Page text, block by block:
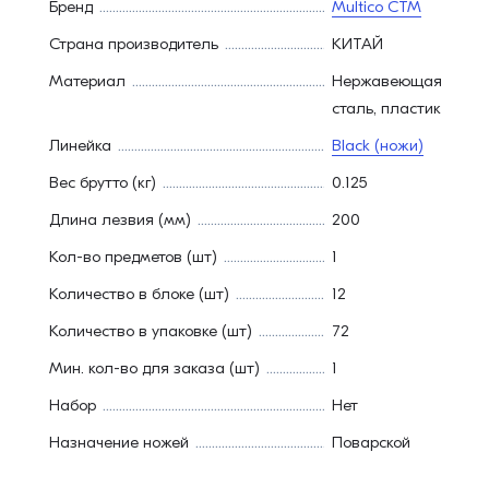
Бренд
Multico СТМ
Страна производитель
КИТАЙ
Материал
Нержавеющая
сталь, пластик
Линейка
Black (ножи)
Вес брутто (кг)
0.125
Длина лезвия (мм)
200
Кол-во предметов (шт)
1
Количество в блоке (шт)
12
Количество в упаковке (шт)
72
Мин. кол-во для заказа (шт)
1
Набор
Нет
Назначение ножей
Поварской